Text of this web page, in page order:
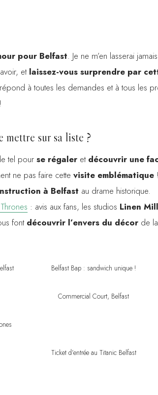
pour Belfast. Je ne m’en lasserai
et laissez-vous surprendre par
à toutes les demandes et à tous les
mettre sur sa liste ?
tel pour se régaler et découvrir une
ne pas faire cette visite emblématique
à Belfast au drame historique.
: avis aux fans, les studios Linen
font découvrir l’envers du décor de
Belfast Bap : sandwich unique !
Commercial Court, Belfast
Ticket d’entrée au Titanic Belfast